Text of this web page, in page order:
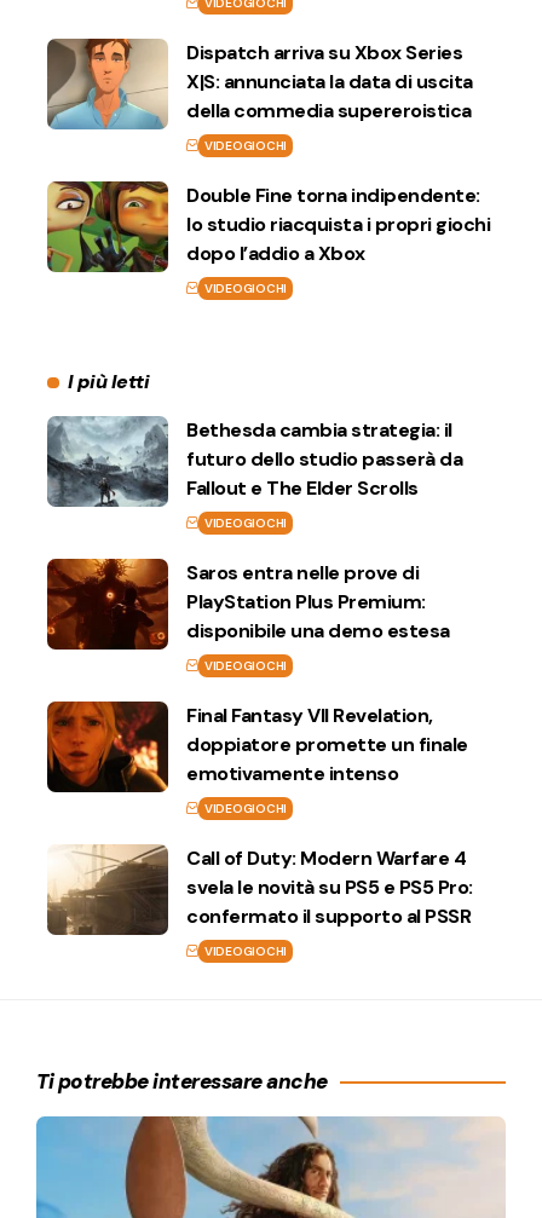
VIDEOGIOCHI
Dispatch arriva su Xbox Series
X|S: annunciata la data di uscita
della commedia supereroistica
VIDEOGIOCHI
Double Fine torna indipendente:
lo studio riacquista i propri giochi
dopo l’addio a Xbox
VIDEOGIOCHI
I più letti
Bethesda cambia strategia: il
futuro dello studio passerà da
Fallout e The Elder Scrolls
VIDEOGIOCHI
Saros entra nelle prove di
PlayStation Plus Premium:
disponibile una demo estesa
VIDEOGIOCHI
Final Fantasy VII Revelation,
doppiatore promette un finale
emotivamente intenso
VIDEOGIOCHI
Call of Duty: Modern Warfare 4
svela le novità su PS5 e PS5 Pro:
confermato il supporto al PSSR
VIDEOGIOCHI
Ti potrebbe interessare anche